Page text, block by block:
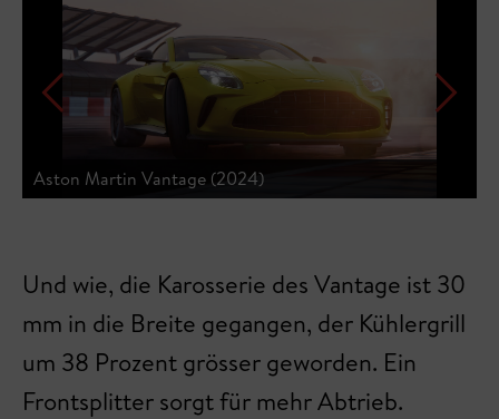
Aston Martin Vantage (2024)
Und wie, die Karosserie des Vantage ist 30
mm in die Breite gegangen, der Kühlergrill
um 38 Prozent grösser geworden. Ein
Frontsplitter sorgt für mehr Abtrieb.